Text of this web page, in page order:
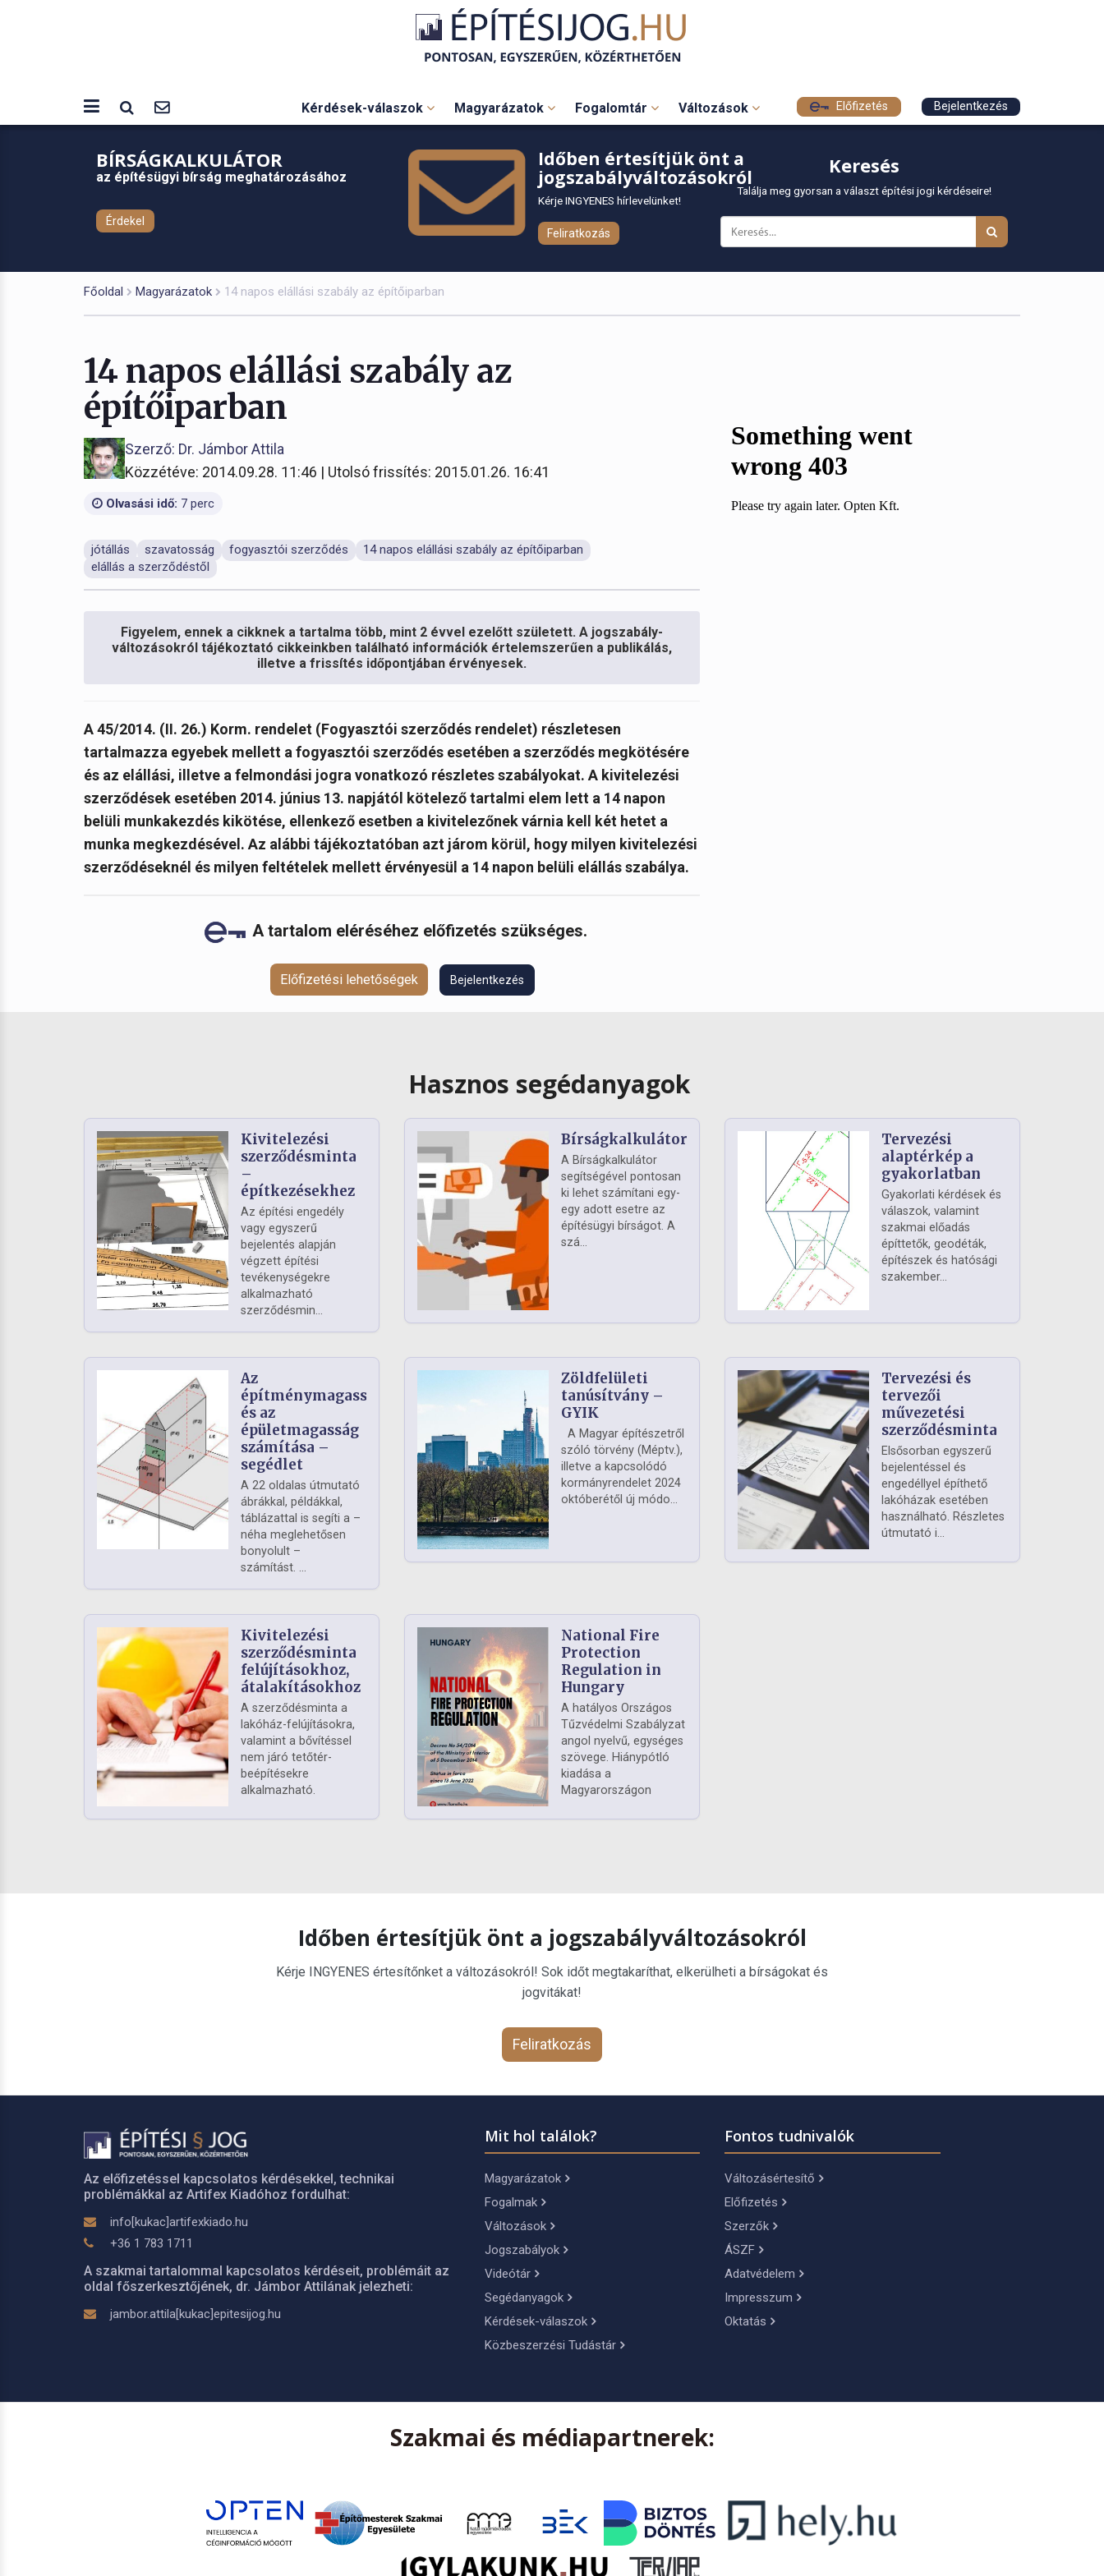
Kérdések-válaszok Magyarázatok Fogalomtár Változások Előfizetés Bejelentkezés
BÍRSÁGKALKULÁTOR
az építésügyi bírság meghatározásához
Érdekel
Időben értesítjük önt a
jogszabályváltozásokról
Kérje INGYENES hírlevelünket!
Feliratkozás
Keresés
Találja meg gyorsan a választ építési jogi kérdéseire!
Főoldal Magyarázatok 14 napos elállási szabály az építőiparban
14 napos elállási szabály az
építőiparban
Szerző: Dr. Jámbor Attila
Közzétéve: 2014.09.28. 11:46 | Utolsó frissítés: 2015.01.26. 16:41
Olvasási idő: 7 perc
jótállás szavatosság fogyasztói szerződés
14 napos elállási szabály az építőiparban
elállás a szerződéstől
Figyelem, ennek a cikknek a tartalma több, mint 2 évvel ezelőtt született. A jogszabály-
változásokról tájékoztató cikkeinkben található információk értelemszerűen a publikálás,
illetve a frissítés időpontjában érvényesek.
A 45/2014. (II. 26.) Korm. rendelet (Fogyasztói szerződés rendelet) részletesen
tartalmazza egyebek mellett a fogyasztói szerződés esetében a szerződés megkötésére
és az elállási, illetve a felmondási jogra vonatkozó részletes szabályokat. A kivitelezési
szerződések esetében 2014. június 13. napjától kötelező tartalmi elem lett a 14 napon
belüli munkakezdés kikötése, ellenkező esetben a kivitelezőnek várnia kell két hetet a
munka megkezdésével. Az alábbi tájékoztatóban azt járom körül, hogy milyen kivitelezési
szerződéseknél és milyen feltételek mellett érvényesül a 14 napon belüli elállás szabálya.
A tartalom eléréséhez előfizetés szükséges.
Előfizetési lehetőségek Bejelentkezés
Hasznos segédanyagok
Kivitelezési
szerződésminta
–
építkezésekhez
Az építési engedély
vagy egyszerű
bejelentés alapján
végzett építési
tevékenységekre
alkalmazható
szerződésmin...
Bírságkalkulátor
A Bírságkalkulátor
segítségével pontosan
ki lehet számítani egy-
egy adott esetre az
építésügyi bírságot. A
szá...
Tervezési
alaptérkép a
gyakorlatban
Gyakorlati kérdések és
válaszok, valamint
szakmai előadás
építtetők, geodéták,
építészek és hatósági
szakember...
Az
építménymagasság
és az
épületmagasság
számítása –
segédlet
A 22 oldalas útmutató
ábrákkal, példákkal,
táblázattal is segíti a –
néha meglehetősen
bonyolult –
számítást. ...
Zöldfelületi
tanúsítvány –
GYIK
A Magyar építészetről
szóló törvény (Méptv.),
illetve a kapcsolódó
kormányrendelet 2024
októberétől új módo...
Tervezési és
tervezői
művezetési
szerződésminta
Elsősorban egyszerű
bejelentéssel és
engedéllyel építhető
lakóházak esetében
használható. Részletes
útmutató i...
Kivitelezési
szerződésminta
felújításokhoz,
átalakításokhoz
A szerződésminta a
lakóház-felújításokra,
valamint a bővítéssel
nem járó tetőtér-
beépítésekre
alkalmazható.
National Fire
Protection
Regulation in
Hungary
A hatályos Országos
Tűzvédelmi Szabályzat
angol nyelvű, egységes
szövege. Hiánypótló
kiadása a
Magyarországon
Időben értesítjük önt a jogszabályváltozásokról
Kérje INGYENES értesítőnket a változásokról! Sok időt megtakaríthat, elkerülheti a bírságokat és
jogvitákat!
Feliratkozás
Az előfizetéssel kapcsolatos kérdésekkel, technikai
problémákkal az Artifex Kiadóhoz fordulhat:
info[kukac]artifexkiado.hu
+36 1 783 1711
A szakmai tartalommal kapcsolatos kérdéseit, problémáit az
oldal főszerkesztőjének, dr. Jámbor Attilának jelezheti:
jambor.attila[kukac]epitesijog.hu
Mit hol találok?
Magyarázatok
Fogalmak
Változások
Jogszabályok
Videótár
Segédanyagok
Kérdések-válaszok
Közbeszerzési Tudástár
Fontos tudnivalók
Változásértesítő
Előfizetés
Szerzők
ÁSZF
Adatvédelem
Impresszum
Oktatás
Szakmai és médiapartnerek: